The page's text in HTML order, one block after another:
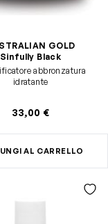
GOLD
Sinfully Black
abbronzatura
idratante
33,00 €
AL CARRELLO